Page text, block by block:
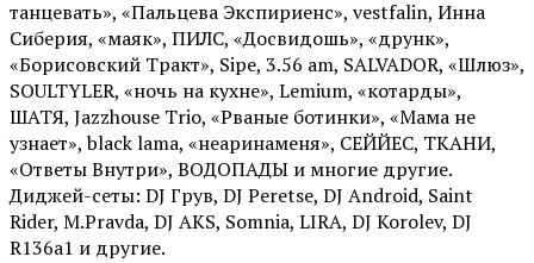
танцевать», «Пальцева Экспириенс», vestfalin, Инна
Сиберия, «маяк», ПИЛС, «Досвидошь», «друнк»,
«Борисовский Тракт», Sipe, 3.56 am, SALVADOR, «Шлюз»,
SOULTYLER, «ночь на кухне», Lemium, «котарды»,
ШАТЯ, Jazzhouse Trio, «Рваные ботинки», «Мама не
узнает», black lama, «неаринаменя», СЕЙЙЕС, ТКАНИ,
«Ответы Внутри», ВОДОПАДЫ и многие другие.
Диджей-сеты: DJ Грув, DJ Peretse, DJ Android, Saint
Rider, М.Pravda, DJ AKS, Somnia, LIRA, DJ Korolev, DJ
R136a1 и другие.